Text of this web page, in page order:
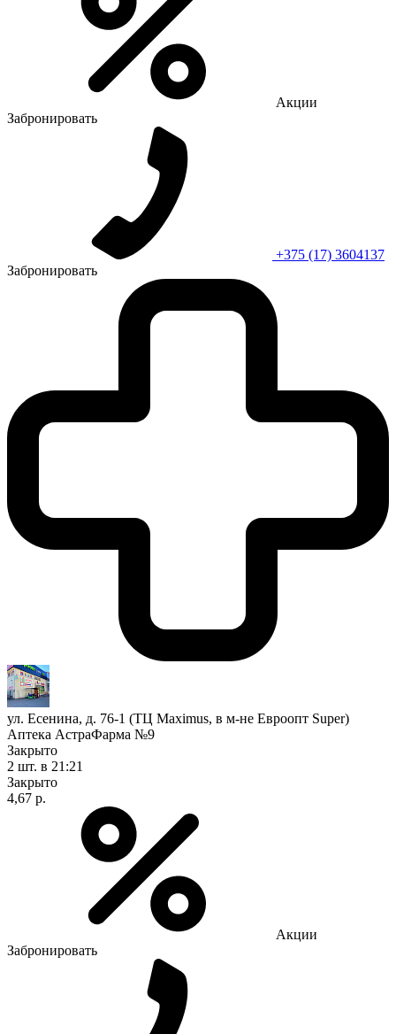
Акции
Забронировать
+375 (17) 3604137
Забронировать
ул. Есенина, д. 76-1 (ТЦ Maximus, в м-не Евроопт Super)
Аптека АстраФарма №9
Закрыто
2 шт. в 21:21
Закрыто
4,67 р.
Акции
Забронировать